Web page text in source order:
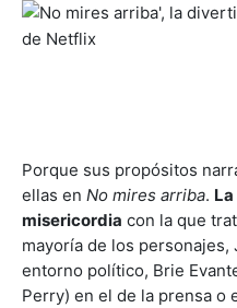
Porque sus propósitos
ellas en No mires arriba.
misericordia con la que
mayoría de los personajes,
entorno político, Brie
Perry) en el de la prensa o